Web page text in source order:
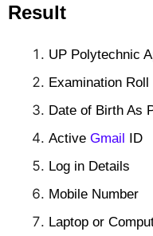
Result
UP Polytechnic
Examination
Date of Birth As
Active Gmail
ID
Log in Details
Mobile Number
Laptop or